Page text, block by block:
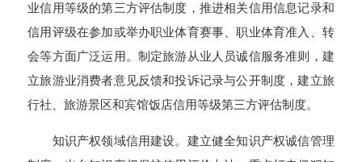
业信用等级的第三方评估制度，推进相关信用信息记录和
信用评级在参加或举办职业体育赛事、职业体育准入、转
会等方面广泛运用。制定旅游从业人员诚信服务准则，建
立旅游业消费者意见反馈和投诉记录与公开制度，建立旅
行社、旅游景区和宾馆饭店信用等级第三方评估制度。
知识产权领域信用建设。建立健全知识产权诚信管理